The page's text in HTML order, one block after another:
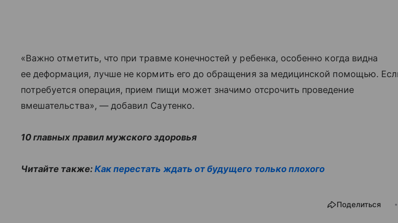
«Важно отметить, что при травме конечностей у ребенка, особенно когда видна
ее деформация, лучше не кормить его до обращения за медицинской помощью.
потребуется операция, прием пищи может значимо отсрочить проведение
вмешательства», — добавил Саутенко.
10 главных правил мужского здоровья
Читайте также:Как перестать ждать от будущего только плохого
Поделиться